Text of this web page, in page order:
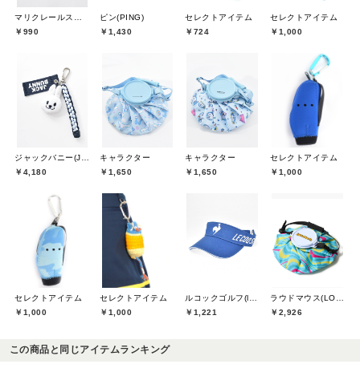
￥990
ピン(PING)
￥1,430
セレクトアイテム
￥724
セレクトアイテム
￥1,000
￥4,180
キャラクター
￥1,650
キャラクター
￥1,650
セレクトアイテム
￥1,000
セレクトアイテム
￥1,000
セレクトアイテム
￥1,000
￥1,221
￥2,926
この商品と同じアイテムランキング